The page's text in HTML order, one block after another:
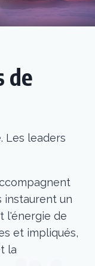
de
Les leaders
instaurent un
l'énergie de
et impliqués,
la